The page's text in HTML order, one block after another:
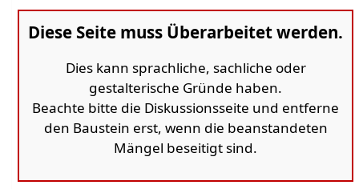
Diese Seite muss Überarbeitet werden.
Dies kann sprachliche, sachliche oder
gestalterische Gründe haben.
Beachte bitte die Diskussionsseite und entferne
den Baustein erst, wenn die beanstandeten
Mängel beseitigt sind.